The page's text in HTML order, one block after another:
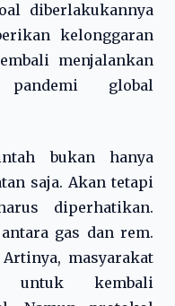
diberlakukannya
kelonggaran
menjalankan
pandemi global
bukan hanya
saja. Akan tetapi
diperhatikan.
gas dan rem.
masyarakat
untuk kembali